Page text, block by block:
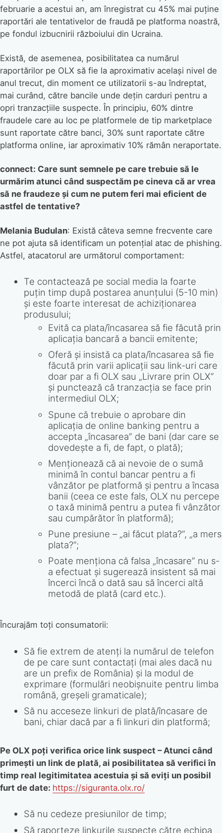
februarie a acestui an, am înregistrat cu 45% mai puține
raportări ale tentativelor de fraudă pe platforma noastră,
pe fondul izbucnirii războiului din Ucraina.
Există, de asemenea, posibilitatea ca numărul
raportărilor pe OLX să fie la aproximativ același nivel de
anul trecut, din moment ce utilizatorii s-au îndreptat,
mai curând, către bancile unde dețin carduri pentru a
opri tranzacțiile suspecte. În principiu, 60% dintre
fraudele care au loc pe platformele de tip marketplace
sunt raportate către banci, 30% sunt raportate către
platforma online, iar aproximativ 10% rămân neraportate.
connect: Care sunt semnele pe care trebuie să le
urmărim atunci când suspectăm pe cineva că ar vrea
să ne fraudeze și cum ne putem feri mai eficient de
astfel de tentative?
Melania Budulan: Există câteva semne frecvente care
ne pot ajuta să identificam un potențial atac de phishing.
Astfel, atacatorul are următorul comportament:
Te contactează pe social media la foarte
puțin timp după postarea anunțului (5-10 min)
și este foarte interesat de achiziționarea
produsului;
Evită ca plata/încasarea să fie făcută prin
aplicația bancară a bancii emitente;
Oferă și insistă ca plata/încasarea să fie
făcută prin varii aplicații sau link-uri care
doar par a fi OLX sau „Livrare prin OLX”
și punctează că tranzacția se face prin
intermediul OLX;
Spune că trebuie o aprobare din
aplicația de online banking pentru a
accepta „încasarea” de bani (dar care se
dovedește a fi, de fapt, o plată);
Menționează că ai nevoie de o sumă
minimă în contul bancar pentru a fi
vânzător pe platformă și pentru a încasa
banii (ceea ce este fals, OLX nu percepe
o taxă minimă pentru a putea fi vânzător
sau cumpărător în platformă);
Pune presiune – „ai făcut plata?”, „a mers
plata?”;
Poate menționa că falsa „încasare” nu s-
a efectuat și sugerează insistent să mai
încerci încă o dată sau să încerci altă
metodă de plată (card etc.).
Încurajăm toți consumatorii:
Să fie extrem de atenți la numărul de telefon
de pe care sunt contactați (mai ales dacă nu
are un prefix de România) și la modul de
exprimare (formulări neobișnuite pentru limba
română, greșeli gramaticale);
Să nu acceseze linkuri de plată/încasare de
bani, chiar dacă par a fi linkuri din platformă;
Pe OLX poți verifica orice link suspect – Atunci când
primești un link de plată, ai posibilitatea să verifici în
timp real legitimitatea acestuia și să eviți un posibil
furt de date: https://siguranta.olx.ro/
Să nu cedeze presiunilor de timp;
Să raporteze linkurile suspecte către echipa